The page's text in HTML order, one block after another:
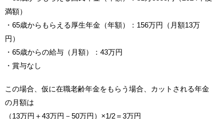
満額）
・65歳からもらえる厚生年金（年額）：156万円（月額13万
円）
・65歳からの給与（月額）：43万円
・賞与なし
この場合、仮に在職老齢年金をもらう場合、カットされる年金
の月額は
（13万円＋43万円－50万円）×1/2＝3万円